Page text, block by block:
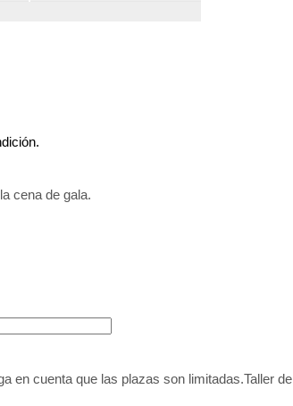
cena de gala.
en cuenta que las plazas son limitadas.Taller de